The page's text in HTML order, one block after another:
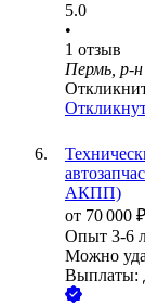
5.0
•
1 отзыв
Пермь, р-
АКПП)
от 70 000 ₽
Опыт 3-6
Можно
Выплаты: